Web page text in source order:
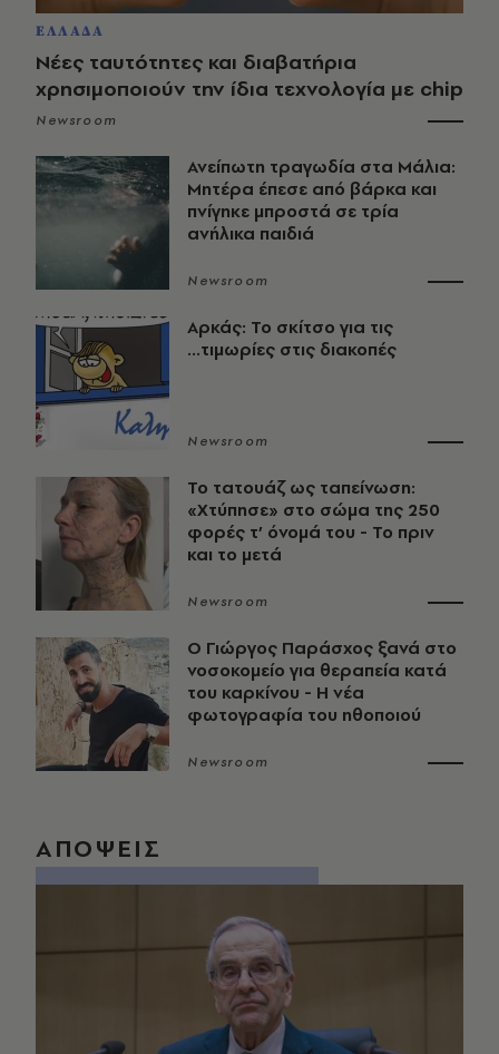
ΕΛΛΑΔΑ
Νέες ταυτότητες και διαβατήρια
χρησιμοποιούν την ίδια τεχνολογία με chip
Newsroom
Ανείπωτη τραγωδία στα Μάλια:
Μητέρα έπεσε από βάρκα και
πνίγηκε μπροστά σε τρία
ανήλικα παιδιά
Newsroom
Αρκάς: Το σκίτσο για τις
...τιμωρίες στις διακοπές
Newsroom
Το τατουάζ ως ταπείνωση:
«Χτύπησε» στο σώμα της 250
φορές τ’ όνομά του - Το πριν
και το μετά
Newsroom
O Γιώργος Παράσχος ξανά στο
νοσοκομείο για θεραπεία κατά
του καρκίνου - Η νέα
φωτογραφία του ηθοποιού
Newsroom
ΑΠΟΨΕΙΣ